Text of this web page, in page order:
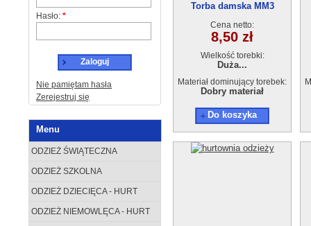
Hasło: *
Zaloguj
Nie pamiętam hasła
Zerejestruj się
Menu
ODZIEŻ ŚWIĄTECZNA
ODZIEŻ SZKOLNA
ODZIEŻ DZIECIĘCA - HURT
ODZIEŻ NIEMOWLĘCA - HURT
Torba damska MM3
Cena netto:
8,50 zł
Wielkość torebki:
Duża...
Materiał dominujący torebek:
Dobry materiał
Do koszyka